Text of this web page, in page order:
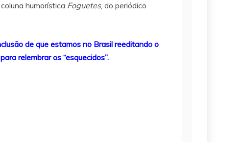
humorística Foguetes, do periódico
de que estamos no Brasil reeditando o
relembrar os “esquecidos”.